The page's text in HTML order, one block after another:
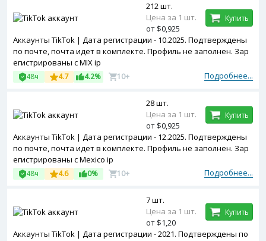
Аккаунты TikTok | Дата регистрации - 10.2025. Подтверждены
по почте, почта идет в комплекте. Профиль не заполнен. Зар
егистрированы с MIX ip
Подробнее...
48ч 4.7 4.2% 10+
212 шт.
Цена за 1 шт.
от $0,925
Купить
Аккаунты TikTok | Дата регистрации - 12.2025. Подтверждены
по почте, почта идет в комплекте. Профиль не заполнен. Зар
егистрированы с Mexico ip
Подробнее...
48ч 4.6 0% 10+
28 шт.
Цена за 1 шт.
от $0,925
Купить
Аккаунты TikTok | Дата регистрации - 2021. Подтверждены по
7 шт.
Цена за 1 шт.
от $1,20
Купить